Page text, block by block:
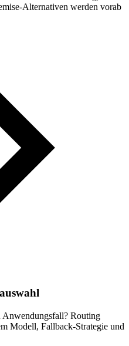
Alternativen werden vorab
Routing
Modell, Fallback-Strategie und